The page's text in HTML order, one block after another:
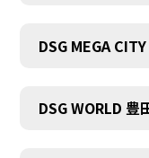
DSG MEGA CITY
DSG WORLD 豊